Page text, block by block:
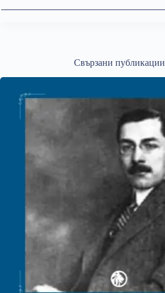
Свързани публикации